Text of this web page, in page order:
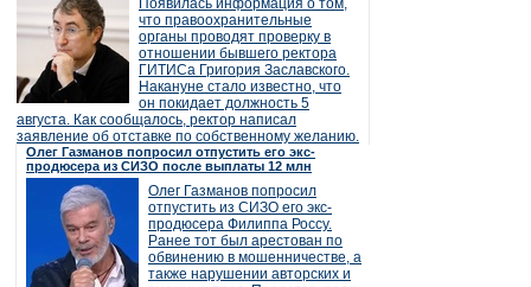
Появилась информация о том,
что правоохранительные
органы проводят проверку в
отношении бывшего ректора
ГИТИСа Григория Заславского.
Накануне стало известно, что
он покидает должность 5
августа. Как сообщалось, ректор написал
заявление об отставке по собственному желанию.
Олег Газманов попросил отпустить его экс-
продюсера из СИЗО после выплаты 12 млн
Олег Газманов попросил
отпустить из СИЗО его экс-
продюсера Филиппа Россу.
Ранее тот был арестован по
обвинению в мошенничестве, а
также нарушении авторских и